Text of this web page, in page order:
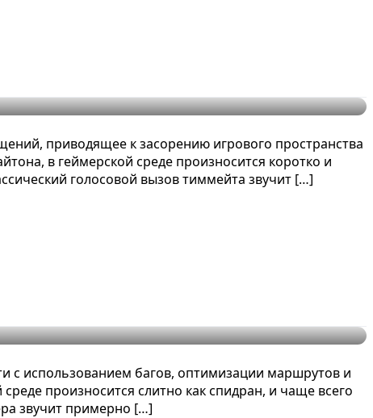
приводящее к засорению игрового пространства
в геймерской среде произносится коротко и
голосовой вызов тиммейта звучит […]
с использованием багов, оптимизации маршрутов и
произносится слитно как спидран, и чаще всего
звучит примерно […]